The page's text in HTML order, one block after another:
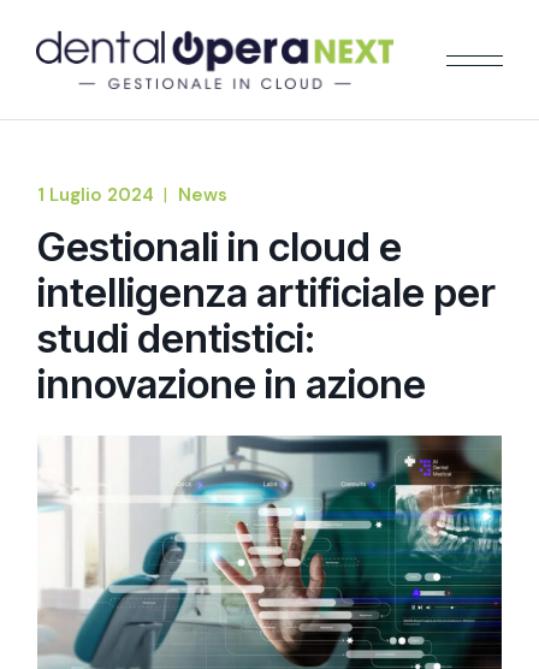
1 Luglio 2024 News
Gestionali in cloud e
intelligenza artificiale per
studi dentistici:
innovazione in azione